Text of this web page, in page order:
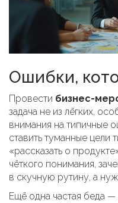
Ошибки,
Провести бизнес-
задача не из лёгких,
внимания на типичные
ставить туманные цели
«рассказать о
чёткого понимания,
в скучную рутину, а
Ещё одна частая беда